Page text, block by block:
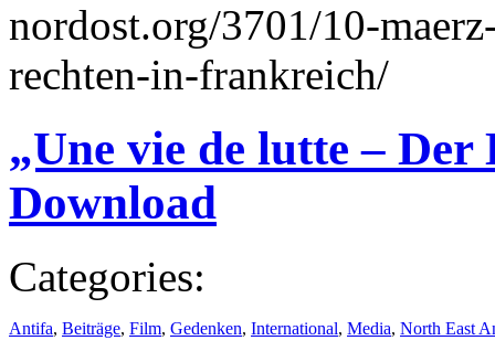
nordost.org/3701/10-
rechten-in-frankreich/
„Une vie de lutte –
Download
Categories:
Antifa, Beiträge, Film, Gedenken, International, Media, North East